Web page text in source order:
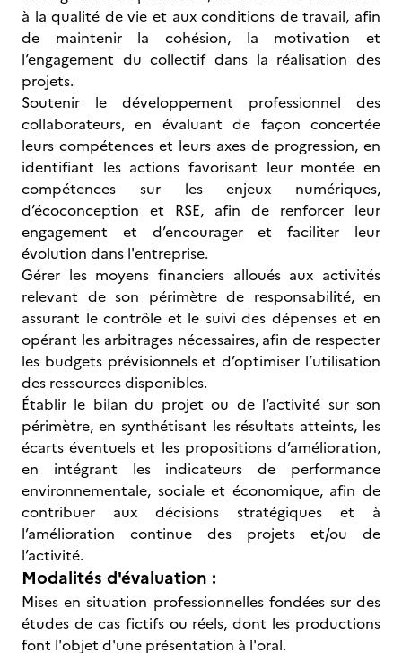
à la qualité de vie et aux conditions de travail, afin
de maintenir la cohésion, la motivation et
l’engagement du collectif dans la réalisation des
projets.
Soutenir le développement professionnel des
collaborateurs, en évaluant de façon concertée
leurs compétences et leurs axes de progression, en
identifiant les actions favorisant leur montée en
compétences sur les enjeux numériques,
d’écoconception et RSE, afin de renforcer leur
engagement et d’encourager et faciliter leur
évolution dans l'entreprise.
Gérer les moyens financiers alloués aux activités
relevant de son périmètre de responsabilité, en
assurant le contrôle et le suivi des dépenses et en
opérant les arbitrages nécessaires, afin de respecter
les budgets prévisionnels et d’optimiser l’utilisation
des ressources disponibles.
Établir le bilan du projet ou de l’activité sur son
périmètre, en synthétisant les résultats atteints, les
écarts éventuels et les propositions d’amélioration,
en intégrant les indicateurs de performance
environnementale, sociale et économique, afin de
contribuer aux décisions stratégiques et à
l’amélioration continue des projets et/ou de
l’activité.
Modalités d'évaluation :
Mises en situation professionnelles fondées sur des
études de cas fictifs ou réels, dont les productions
font l'objet d'une présentation à l'oral.